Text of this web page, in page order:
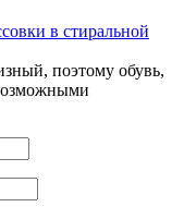
в стиральной
поэтому обувь,